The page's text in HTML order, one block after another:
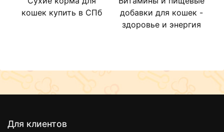
кошек купить в СПб
добавки для кошек -
здоровье и энергия
Для клиентов